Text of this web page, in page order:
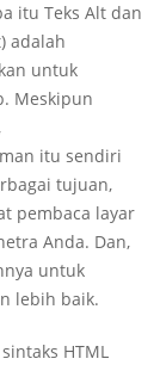
itu Teks Alt dan
adalah
untuk
Meskipun
itu sendiri
tujuan,
pembaca layar
Anda. Dan,
untuk
lebih baik.
HTML